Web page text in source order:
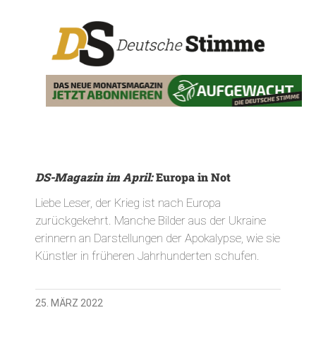
DS-Magazin im April:Europa in Not
Liebe Leser, der Krieg ist nach Europa
zurückgekehrt. Manche Bilder aus der Ukraine
erinnern an Darstellungen der Apokalypse, wie sie
Künstler in früheren Jahrhunderten schufen.
25. MÄRZ 2022